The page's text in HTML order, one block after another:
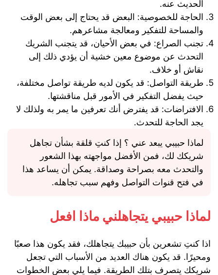
الحديث عنه.
الحاجة للخصوصية: البعض قد يحتاج إلى بعض الوقت
والمساحة للتفكير ومعالجة مشاعرهم.
تجنب الصراع: في بعض الأحيان، قد يتجنب الشريك
التحدث عن موضوع معين خشية أن يؤدي ذلك إلى
نقاش أو خلاف.
طريقة التواصل: قد يكون لديه طريقة تواصل مختلفة،
حيث يفضل التفكير في الأمور قبل مناقشتها.
الافتراضات: قد يفترض أنك تعرفين ما يمر به ولذلك لا
يجد الحاجة للتحدث.
لماذا حبيبي يبعد عني ؟ إذا كنتِ قلقة بشأن تجاهل
شريكك لك، فمن الأفضل مواجهته بهذا الشعور
والتحدث معه بصراحة وصداقة. يمكن أن يساعد هذا
في فتح قنوات التواصل وفهم سبب تجاهله.
لماذا حبيبي يتجاهلني ماذا افعل
اذا كنتِ تشعرين بأن حبيبك يتجاهلك، فقد يكون هذا صعبًا
ومحيرًا. قد يكون هناك العديد من الأسباب التي تجعل
شريكك يتصرف بتلك الطريقة. فيما يلي بعض الخطوات